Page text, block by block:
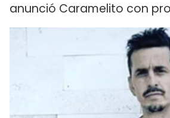
anunció Caramelito con